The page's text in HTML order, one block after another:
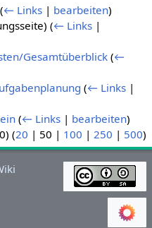
(← Links | bearbeiten)
(← Links |
Gesamtüberblick (←
(← Links |
(← Links | bearbeiten)
) (20 | 50 | 100 | 250 | 500)